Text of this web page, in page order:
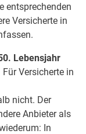
entsprechenden
Versicherte in
Lebensjahr
Für Versicherte in
nicht. Der
Anbieter als
In